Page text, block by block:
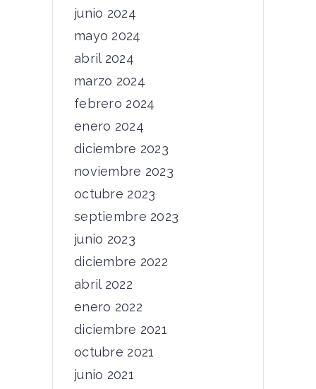
junio 2024
mayo 2024
abril 2024
marzo 2024
febrero 2024
enero 2024
diciembre 2023
noviembre 2023
octubre 2023
septiembre 2023
junio 2023
diciembre 2022
abril 2022
enero 2022
diciembre 2021
octubre 2021
junio 2021